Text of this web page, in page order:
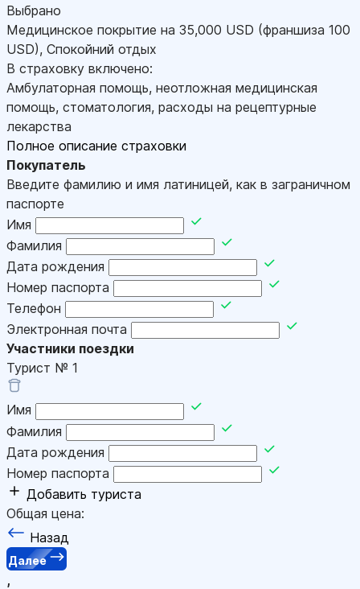
Выбрано
Медицинское покрытие на 35,000 USD (франшиза 100
USD), Спокойний отдых
В страховку включено:
Амбулаторная помощь, неотложная медицинская
помощь, стоматология, расходы на рецептурные
лекарства
Полное описание страховки
Покупатель
Введите фамилию и имя латиницей, как в заграничном
паспорте
Имя
Фамилия
Дата рождения
Номер паспорта
Телефон
Электронная почта
Участники поездки
Турист № 1
Имя
Фамилия
Дата рождения
Номер паспорта
Добавить туриста
Общая цена:
Назад
Далее
,